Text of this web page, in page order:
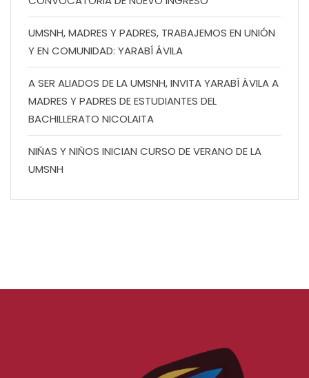
UMSNH, MADRES Y PADRES, TRABAJEMOS EN UNIÓN
Y EN COMUNIDAD: YARABÍ ÁVILA
A SER ALIADOS DE LA UMSNH, INVITA YARABÍ ÁVILA A
MADRES Y PADRES DE ESTUDIANTES DEL
BACHILLERATO NICOLAITA
NIÑAS Y NIÑOS INICIAN CURSO DE VERANO DE LA
UMSNH